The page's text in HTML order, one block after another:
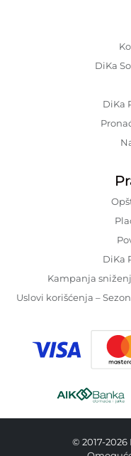
DiKa
DiKa
DiKa
Kampanja
Uslovi korišćenja –
© 2017-2026